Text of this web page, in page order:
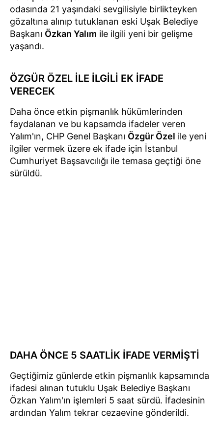
odasında 21 yaşındaki sevgilisiyle birlikteyken
gözaltına alınıp tutuklanan eski Uşak Belediye
Başkanı Özkan Yalım ile ilgili yeni bir gelişme
yaşandı.
ÖZGÜR ÖZEL İLE İLGİLİ EK İFADE
VERECEK
Daha önce etkin pişmanlık hükümlerinden
faydalanan ve bu kapsamda ifadeler veren
Yalım'ın, CHP Genel Başkanı Özgür Özel ile yeni
ilgiler vermek üzere ek ifade için İstanbul
Cumhuriyet Başsavcılığı ile temasa geçtiği öne
sürüldü.
DAHA ÖNCE 5 SAATLİK İFADE VERMİŞTİ
Geçtiğimiz günlerde etkin pişmanlık kapsamında
ifadesi alınan tutuklu Uşak Belediye Başkanı
Özkan Yalım'ın işlemleri 5 saat sürdü. İfadesinin
ardından Yalım tekrar cezaevine gönderildi.